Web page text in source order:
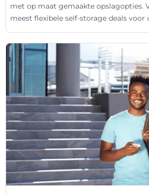
met op maat gemaakte opslagopties.
meest flexibele self-storage deals voor